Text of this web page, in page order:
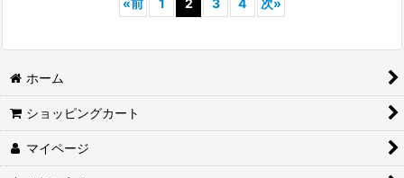
«前 1 2 3 4 次»
ホーム
ショッピングカート
マイページ